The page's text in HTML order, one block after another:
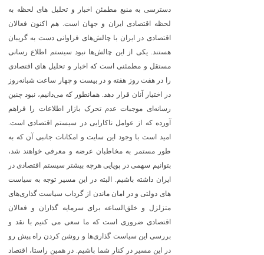
دسترسی به منبع مطمئن اخبار و تحلیل های لحظه به
لحظه اقتصادی ایران و جهان است. هم اکنون فعالان
اقتصادی در ایران با چالش‌های فراوانی دست به گریبان
هستند. یکی از این چالش‌ها نبود سیستم اطلاع رسانی
مستقل و مطمئنی است که اخبار و تحلیل های اقتصادی
را در هفت روز هفته و در بیست و چهار ساعت شبانه‌روز
در اختیار آنان قرار دهد. همانطور که می‌دانیم، نبود چنین
رسانه‌ای موجبات عدم تحرک بازار اطلاعات را فراهم
آورده که از عوامل ناکارایی در سیستم اقتصادی است.
امید است با وجود این سایت و امکانات جانبی آن که به
طور مستمر به مخاطبان عرضه و معرفی خواهند شد،
بتوانیم سهمی در پویایی هرچه بیشتر سیستم اقتصادی در
ایران داشته باشیم. البته در این مسیر توجه به سیاست
های دولتی و در امان ماندن از گرداب سیاست گذاری‌های
متزلزل و خلق‌الساعه برای سرمایه گذاران و فعالان
اقتصادی ضروری است که ما سعی می کنیم با نقد و
بررسی این سیاست گذاری‌ها و روشن کردن راه پیش رو
در این مسیر در کنار شما باشیم. در همین راستا، اقتصاد